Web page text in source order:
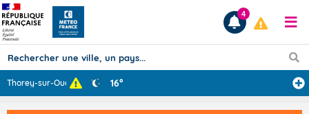
Prévisions
4
Thorey-sur-Ouch... 16°